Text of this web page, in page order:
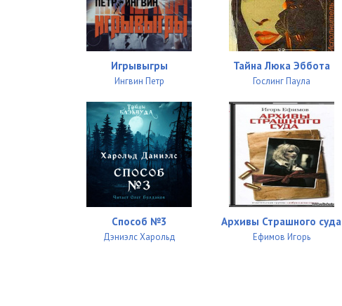
Игрывыгры
Ингвин Петр
Тайна Люка Эббота
Гослинг Паула
Способ №3
Дэниэлс Харольд
Архивы Страшного суда
Ефимов Игорь